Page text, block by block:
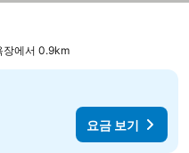
장에서 0.9km
요금 보기